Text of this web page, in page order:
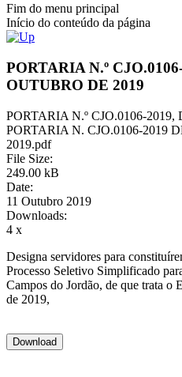
Fim do menu principal
Início do conteúdo da página
PORTARIA N.º
OUTUBRO DE 2019
PORTARIA N.º CJO.0106-
PORTARIA N. CJO.0106-2019
2019.pdf
File Size:
249.00 kB
Date:
11 Outubro 2019
Downloads:
4 x
Designa servidores para
Processo Seletivo Simplificado
Campos do Jordão, de que trata o
de 2019,